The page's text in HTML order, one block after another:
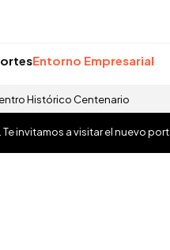
Entorno Empresarial
Histórico Centenario
. Te invitamos a visitar el nuevo